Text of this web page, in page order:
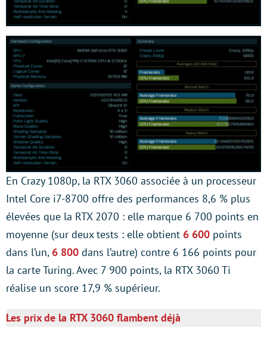
En Crazy 1080p, la RTX 3060 associée à un processeur
Intel Core i7-8700 offre des performances 8,6 % plus
élevées que la RTX 2070 : elle marque 6 700 points en
moyenne (sur deux tests : elle obtient 6 600 points
dans l’un, 6 800 dans l’autre) contre 6 166 points pour
la carte Turing. Avec 7 900 points, la RTX 3060 Ti
réalise un score 17,9 % supérieur.
Les prix de la RTX 3060 flambent déjà